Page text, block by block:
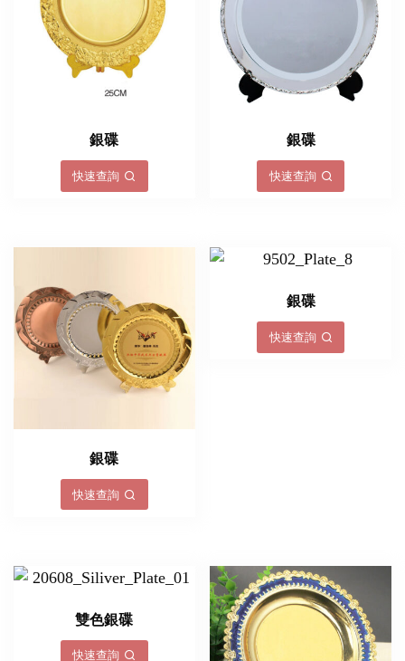
銀碟
快速查詢
銀碟
快速查詢
銀碟
快速查詢
銀碟
快速查詢
雙色銀碟
快速查詢